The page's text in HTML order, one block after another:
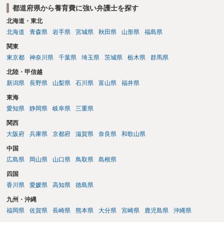
都道府県から養育費に強い弁護士を探す
北海道・東北
北海道
青森県 岩手県 宮城県 秋田県 山形県 福島県
関東
東京都
神奈川県 千葉県 埼玉県 茨城県 栃木県 群馬県
北陸・甲信越
新潟県
長野県 山梨県 石川県 富山県 福井県
東海
愛知県
静岡県 岐阜県 三重県
関西
大阪府
兵庫県 京都府 滋賀県 奈良県 和歌山県
中国
広島県
岡山県 山口県 鳥取県 島根県
四国
香川県
愛媛県 高知県 徳島県
九州・沖縄
福岡県
佐賀県 長崎県 熊本県 大分県 宮崎県 鹿児島県 沖縄県